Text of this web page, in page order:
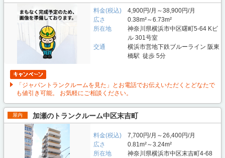
料金(税込)
4,900円/月～38,900円/月
広さ
0.38m²～6.73m²
所在地
神奈川県横浜市中区曙町5-64 Kビ
ル 301号室
交通
横浜市営地下鉄ブルーライン 阪東
橋駅 徒歩 5分
「ジャパントランクルームを見た」とお電話でお伝えいただくとどなたで
も値引き可能。 お気軽にご相談ください。
屋内 加瀬のトランクルーム中区末吉町
料金(税込)
7,700円/月～26,400円/月
広さ
0.81m²～3.24m²
所在地
神奈川県横浜市中区末吉町4-68